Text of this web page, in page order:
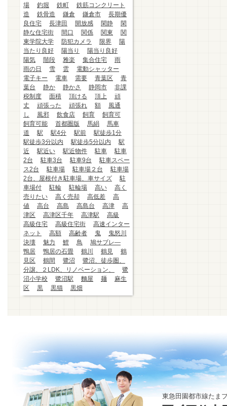
場
釣堀 鉄町
鉄筋コンクリート
造
鉄骨造 鎌倉 鎌倉市
長期優
良住宅
長津田 開放感 閑静
閑
静な住宅街
間口 関係 関東
関
東学院大学
防犯カメラ 限界
陽
当たり良好
陽当り
陽当り良好
陽気
階段 雅楽 集合住宅
雨
雨の日
雪 雲
電動シャッター
電子キー
電車 需要 青葉区
青
葉台
静か 静かさ 静岡市
非課
税制度
面積 頂ける 頂上
頑
丈
頑張った 頑張れ 額
風通
し
風邪 飲食店 飼育
飼育可
飼育可能
首都圏版 馬絹
馬車
道
駅 駅4分 駅前
駅徒歩1分
駅徒歩3分以内
駅徒歩5分以内
駅
近
駅近い 駅近物件 駐車
駐車
2台
駐車3台 駐車9台
駐車スペー
ス2台
駐車場 駐車場２台
駐車場
2台、屋根付き駐車場、車サイズ
駐
車場付
駐輪 駐輪場 高い
高く
売りたい
高く売却 高低差
高
値
高台 高島 高島台 高津
高
津区
高津区千年 高津駅
高級
高級住宅
高級住宅街
高速インター
ネット
高額 高齢者 鬼
鬼怒川
決壊
魅力 鯉 鳥
鳩サブレ―
鴨居
鴨居の石畳 鶴川 鶴見
鶴
見区
鶴間 鷺沼
鷺沼、徒歩圏、
分譲、２LDK、リノベーション、
鷺
沼小学校
鷺沼駅 麵屋 麺
麻生
区
黒 黒猫 黒畑
東急田園都市線たま